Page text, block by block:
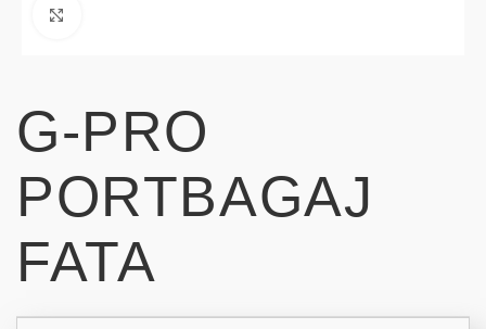
G-PRO
PORTBAGAJ
FATA